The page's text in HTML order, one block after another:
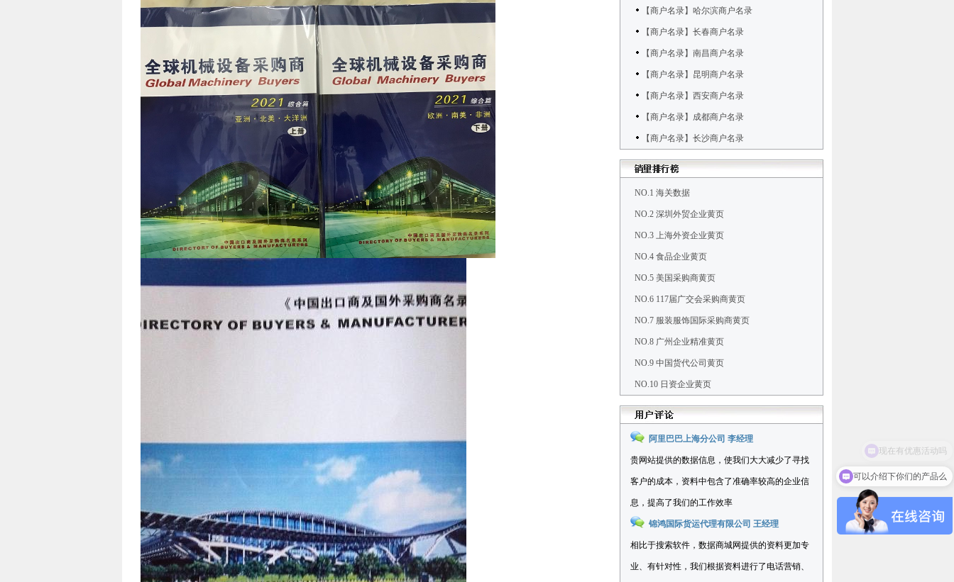
【商户名录】哈尔滨商户名录
【商户名录】长春商户名录
【商户名录】南昌商户名录
【商户名录】昆明商户名录
【商户名录】西安商户名录
【商户名录】成都商户名录
【商户名录】长沙商户名录
NO.1 海关数据
NO.2 深圳外贸企业黄页
NO.3 上海外资企业黄页
NO.4 食品企业黄页
NO.5 美国采购商黄页
NO.6 117届广交会采购商黄页
NO.7 服装服饰国际采购商黄页
NO.8 广州企业精准黄页
NO.9 中国货代公司黄页
NO.10 日资企业黄页
阿里巴巴上海分公司 李经理
贵网站提供的数据信息，使我们大大减少了寻找
客户的成本，资料中包含了准确率较高的企业信
息，提高了我们的工作效率
锦鸿国际货运代理有限公司 王经理
相比于搜索软件，数据商城网提供的资料更加专
业、有针对性，我们根据资料进行了电话营销、
可以介绍下你们的产品么